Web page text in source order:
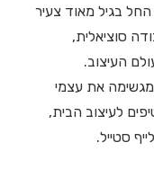
בגיל מאוד צעיר
סוציאלית,
העיצוב.
מגשימה את עצמי
לעיצוב הבית,
סטייל.